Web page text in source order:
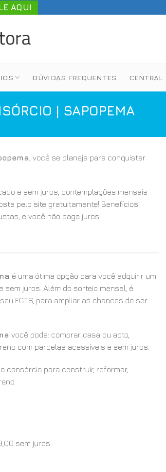
AQUI
DÚVIDAS FREQUENTES CENTRAL
| SAPOPEMA
, você se planeja para conquistar
e sem juros, contemplações mensais
pelo site gratuitamente! Benefícios
e você não paga juros!
é uma ótima opção para você adquirir um
sem juros. Além do sorteio mensal, é
FGTS, para ampliar as chances de ser
você pode: comprar casa ou apto,
com parcelas acessíveis e sem juros.
consórcio para construir, reformar,
sem juros.